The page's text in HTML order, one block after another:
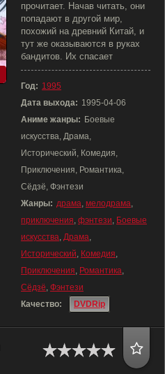
прочитает. Начав читать, они
попадают в другой мир,
похожий на древний Китай, и
тут же оказываются в руках
бандитов. Их спасает
Год: 1995
Дата выхода: 1995-04-06
Аниме жанры: Боевые
искусства, Драма,
Исторический, Комедия,
Приключения, Романтика,
Сёдзё, Фэнтези
Жанры: драма, мелодрама,
приключения, фэнтези, Боевые
искусства, Драма,
Исторический, Комедия,
Приключения, Романтика,
Сёдзё, Фэнтези
Качество:
DVDRip